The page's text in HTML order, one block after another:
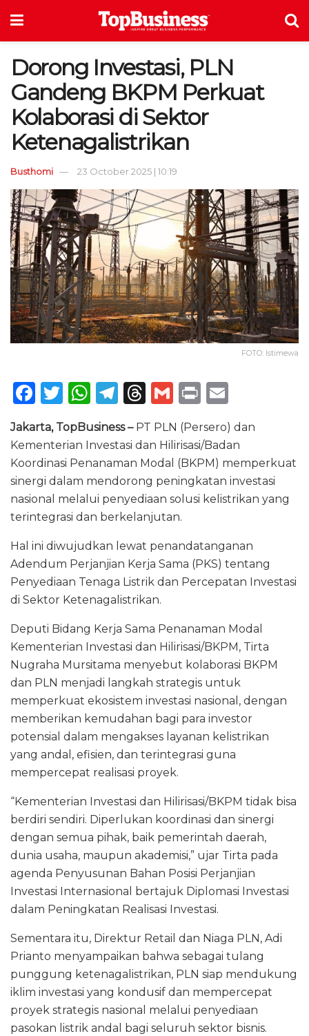
Dorong Investasi, PLN
Gandeng BKPM Perkuat
Kolaborasi di Sektor
Ketenagalistrikan
Busthomi 23 October 2025 | 10:19
FOTO: Istimewa
F
c
e
b
o
o
k
T
w
it
te
r
W
h
a
ts
A
p
p
T
e
g
ra
m
T
re
a
d
s
G
m
ai
l
P
n
t
m
ai
l
Jakarta, TopBusiness –PT PLN (Persero) dan
Kementerian Investasi dan Hilirisasi/Badan
Koordinasi Penanaman Modal (BKPM) memperkuat
sinergi dalam mendorong peningkatan investasi
nasional melalui penyediaan solusi kelistrikan yang
terintegrasi dan berkelanjutan.
Hal ini diwujudkan lewat penandatanganan
Adendum Perjanjian Kerja Sama (PKS) tentang
Penyediaan Tenaga Listrik dan Percepatan Investasi
di Sektor Ketenagalistrikan.
Deputi Bidang Kerja Sama Penanaman Modal
Kementerian Investasi dan Hilirisasi/BKPM, Tirta
Nugraha Mursitama menyebut kolaborasi BKPM
dan PLN menjadi langkah strategis untuk
memperkuat ekosistem investasi nasional, dengan
memberikan kemudahan bagi para investor
potensial dalam mengakses layanan kelistrikan
yang andal, efisien, dan terintegrasi guna
mempercepat realisasi proyek.
“Kementerian Investasi dan Hilirisasi/BKPM tidak bisa
berdiri sendiri. Diperlukan koordinasi dan sinergi
dengan semua pihak, baik pemerintah daerah,
dunia usaha, maupun akademisi,” ujar Tirta pada
agenda Penyusunan Bahan Posisi Perjanjian
Investasi Internasional bertajuk Diplomasi Investasi
dalam Peningkatan Realisasi Investasi.
Sementara itu, Direktur Retail dan Niaga PLN, Adi
Prianto menyampaikan bahwa sebagai tulang
punggung ketenagalistrikan, PLN siap mendukung
iklim investasi yang kondusif dan mempercepat
proyek strategis nasional melalui penyediaan
pasokan listrik andal bagi seluruh sektor bisnis.